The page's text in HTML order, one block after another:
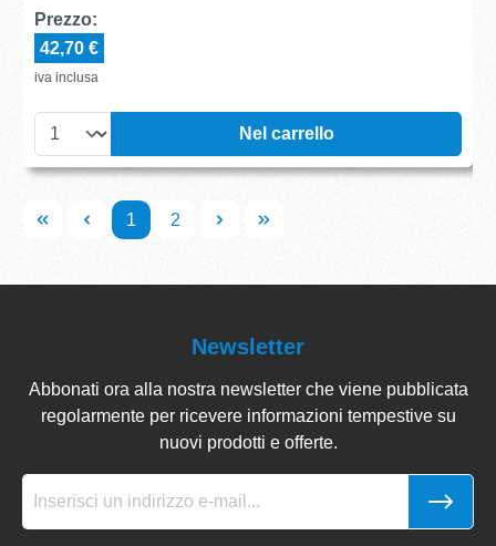
Prezzo:
42,70 €
iva inclusa
Nel carrello
1 2
Newsletter
Abbonati ora alla nostra newsletter che viene pubblicata
regolarmente per ricevere informazioni tempestive su
nuovi prodotti e offerte.